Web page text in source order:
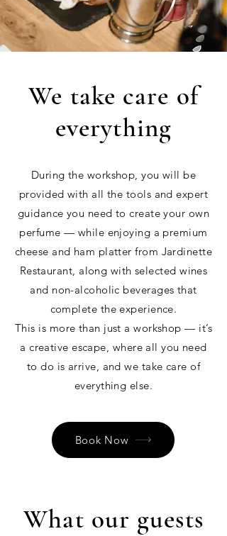
We take care of
everything
During the workshop, you will be
provided with all the tools and expert
guidance you need to create your own
perfume — while enjoying a premium
cheese and ham platter from Jardinette
Restaurant, along with selected wines
and non-alcoholic beverages that
complete the experience.
This is more than just a workshop — it’s
a creative escape, where all you need
to do is arrive, and we take care of
everything else.
Book Now
What our guests